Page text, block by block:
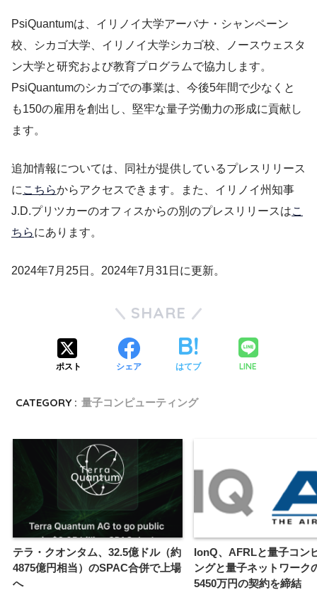
PsiQuantumは、イリノイ大学アーバナ・シャンペーン
校、シカゴ大学、イリノイ大学シカゴ校、ノースウェスタ
ン大学と研究および教育プログラムで協力します。
PsiQuantumのシカゴでの事業は、今後5年間で少なくと
も150の雇用を創出し、堅牢な量子労働力の形成に貢献し
ます。
追加情報については、同社が提供しているプレスリリース
に こちらからアクセスできます。また、イリノイ州知事
J.D.プリツカーのオフィスからの別のプレスリリースはこ
ちらにあります。
2024年7月25日。2024年7月31日に更新。
SHARE
ポスト シェア はてブ LINE
CATEGORY : 量子コンピューティング
テラ・クオンタム、32.5億ドル（約
4875億円相当）のSPAC合併で上場
へ
IonQ、AFRLと量子コン
ングと量子ネットワーク
5450万円の契約を締結